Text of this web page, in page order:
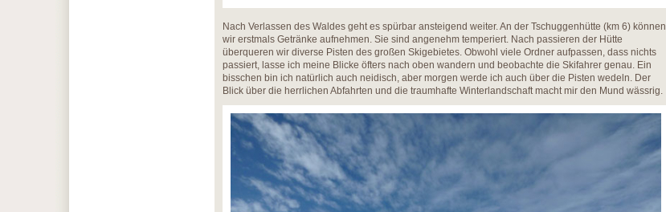
Nach Verlassen des Waldes geht es spürbar ansteigend weiter. An der Tschuggenhütte (km 6) können
wir erstmals Getränke aufnehmen. Sie sind angenehm temperiert. Nach passieren der Hütte
überqueren wir diverse Pisten des großen Skigebietes. Obwohl viele Ordner aufpassen, dass nichts
passiert, lasse ich meine Blicke öfters nach oben wandern und beobachte die Skifahrer genau. Ein
bisschen bin ich natürlich auch neidisch, aber morgen werde ich auch über die Pisten wedeln. Der
Blick über die herrlichen Abfahrten und die traumhafte Winterlandschaft macht mir den Mund wässrig.